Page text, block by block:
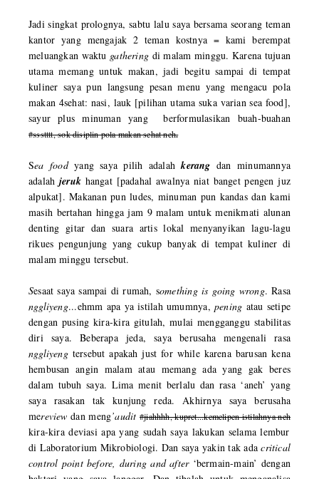
Jadi singkat prolognya, sabtu lalu saya bersama seorang teman
kantor yang mengajak 2 teman kostnya = kami berempat
meluangkan waktu gathering di malam minggu. Karena tujuan
utama memang untuk makan, jadi begitu sampai di tempat
kuliner saya pun langsung pesan menu yang mengacu pola
makan 4sehat: nasi, lauk [pilihan utama suka varian sea food],
sayur plus minuman yang berformulasikan buah-buahan
#ssstttt, sok disiplin pola makan sehat neh.
Sea foodyang saya pilih adalahkerang dan minumannya
adalah jerukhangat [padahal awalnya niat banget pengen juz
alpukat]. Makanan pun ludes, minuman pun kandas dan kami
masih bertahan hingga jam 9 malam untuk menikmati alunan
denting gitar dan suara artis lokal menyanyikan lagu-lagu
rikues pengunjung yang cukup banyak di tempat kuliner di
malam minggu tersebut.
Sesaat saya sampai di rumah, something is going wrong. Rasa
nggliyeng...ehmm apa ya istilah umumnya,pening atau setipe
dengan pusing kira-kira gitulah, mulai mengganggu stabilitas
diri saya. Beberapa jeda, saya berusaha mengenali rasa
nggliyengtersebut apakah just for while karena barusan kena
hembusan angin malam atau memang ada yang gak beres
dalam tubuh saya. Lima menit berlalu dan rasa ‘aneh’ yang
saya rasakan tak kunjung reda. Akhirnya saya berusaha
mereview dan meng’audit #jiahhhh, kupret...kemelipen istilahnya neh
kira-kira deviasi apa yang sudah saya lakukan selama lembur
di Laboratorium Mikrobiologi. Dan saya yakin tak adacritical
control point before, during and after‘bermain-main’ dengan